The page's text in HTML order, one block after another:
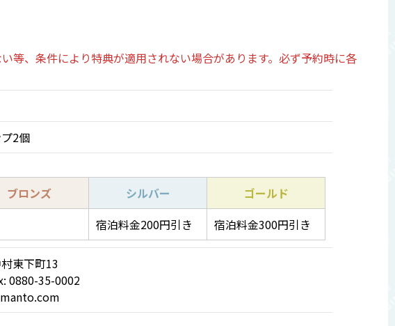
等、条件により特典が適用されない場合があります。必ず予約時に各
2個
ブロンズ シルバー
ゴールド
宿泊料金200円引き 宿泊料金300円引き
東下町13
0880-35-0002